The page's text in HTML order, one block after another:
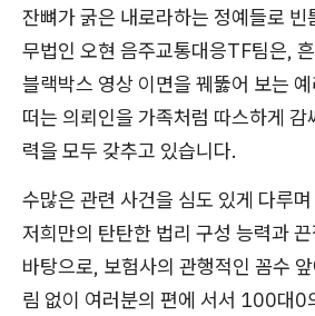
잔뼈가 굵은 내로라하는 정예들로 빈
무법인 오현 음주교통대응TF팀은,
블랙박스 영상 이면을 꿰뚫어 보는
떠는 의뢰인을 가족처럼 따스하게 감
력을 모두 갖추고 있습니다.
수많은 관련 사건을 심도 있게 다루
저희만의 탄탄한 법리 구성 능력과
바탕으로, 보험사의 관행적인 꼼수
림 없이 여러분의 편에 서서 100대0